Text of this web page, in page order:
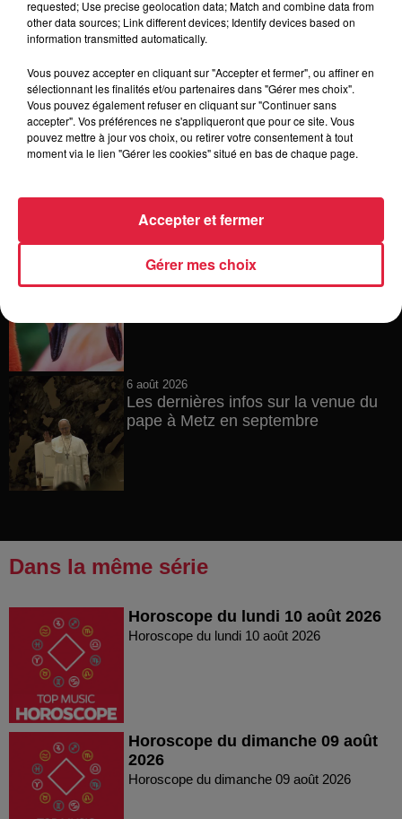
6 août 2026
À Hoerdt, de l’eau brune sort des
6 août 2026
Tags antisémites à Strasbourg :
6 août 2026
Au zoo de Mulhouse : rencontre
6 août 2026
Les dernières infos sur la venue du
pape à Metz en septembre
Dans la même série
Horoscope du lundi 10 août 2026
Horoscope du lundi 10 août 2026
Horoscope du dimanche 09 août
2026
Horoscope du dimanche 09 août 2026
requested; Use precise geolocation data; Match and combine data from
other data sources; Link different devices; Identify devices based on
information transmitted automatically.
Vous pouvez accepter en cliquant sur "Accepter et fermer", ou affiner en
sélectionnant les finalités et/ou partenaires dans "Gérer mes choix".
Vous pouvez également refuser en cliquant sur "Continuer sans
accepter". Vos préférences ne s'appliqueront que pour ce site. Vous
pouvez mettre à jour vos choix, ou retirer votre consentement à tout
moment via le lien "Gérer les cookies" situé en bas de chaque page.
Gérer mes choix
Accepter et fermer